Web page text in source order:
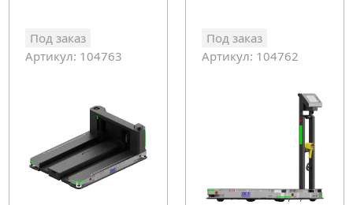
Под заказ
Артикул: 104763
Под заказ
Артикул: 104762